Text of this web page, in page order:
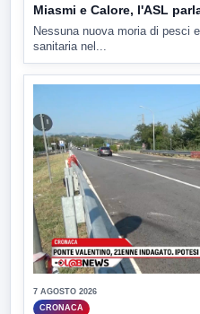
Miasmi e Calore, l'ASL
Nessuna nuova moria di pesci
sanitaria nel...
7 AGOSTO 2026
CRONACA